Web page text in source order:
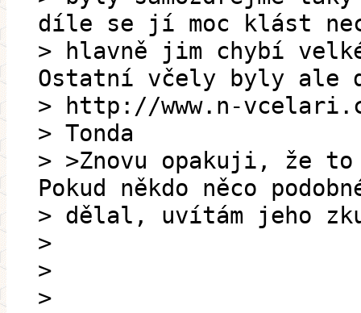
díle se jí moc klást
> hlavně jim chybí
Ostatní včely byly ale
> http://www.n-
> Tonda
> >Znovu opakuji, že to
Pokud někdo něco
> dělal, uvítám jeho
>
>
>